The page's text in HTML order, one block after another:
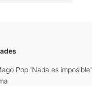
Pop 'Nada es imposible'